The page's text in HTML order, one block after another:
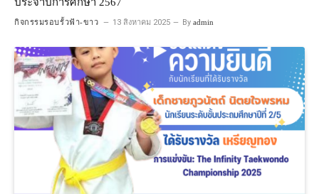
กิจกรรมรอบรั้วฟ้า-ขาว 13 สิงหาคม 2025 By admin